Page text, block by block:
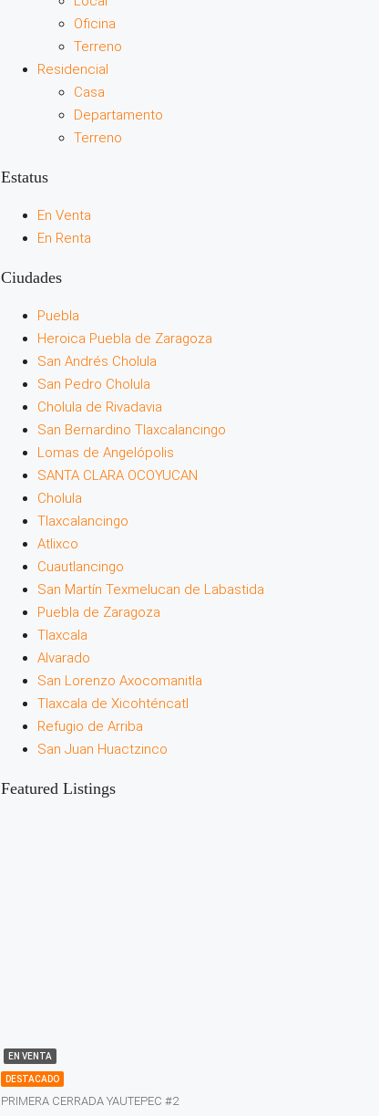
Oficina
Terreno
Residencial
Casa
Departamento
Terreno
Estatus
En Venta
En Renta
Ciudades
Puebla
Heroica Puebla de Zaragoza
San Andrés Cholula
San Pedro Cholula
Cholula de Rivadavia
San Bernardino Tlaxcalancingo
Lomas de Angelópolis
SANTA CLARA OCOYUCAN
Cholula
Tlaxcalancingo
Atlixco
Cuautlancingo
San Martín Texmelucan de Labastida
Puebla de Zaragoza
Tlaxcala
Alvarado
San Lorenzo Axocomanitla
Tlaxcala de Xicohténcatl
Refugio de Arriba
San Juan Huactzinco
Featured Listings
EN VENTA
DESTACADO
PRIMERA CERRADA YAUTEPEC #2